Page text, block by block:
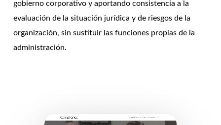
gobierno corporativo y aportando consistencia a la
evaluación de la situación jurídica y de riesgos de la
organización, sin sustituir las funciones propias de la
administración.